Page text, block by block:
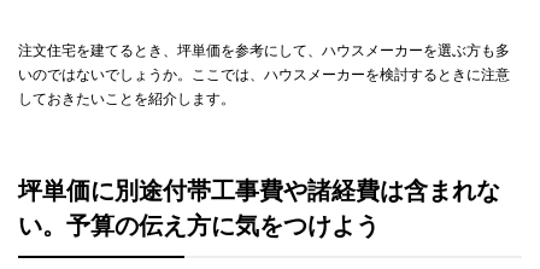
注文住宅を建てるとき、坪単価を参考にして、ハウスメーカーを選ぶ方も多
いのではないでしょうか。ここでは、ハウスメーカーを検討するときに注意
しておきたいことを紹介します。
坪単価に別途付帯工事費や諸経費は含まれな
い。予算の伝え方に気をつけよう